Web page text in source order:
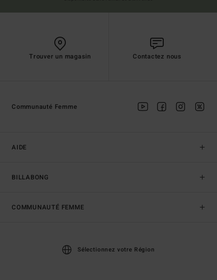
Trouver un magasin Contactez nous
AIDE
BILLABONG
Communauté Femme
COMMUNAUTÉ FEMME
Sélectionnez votre Région